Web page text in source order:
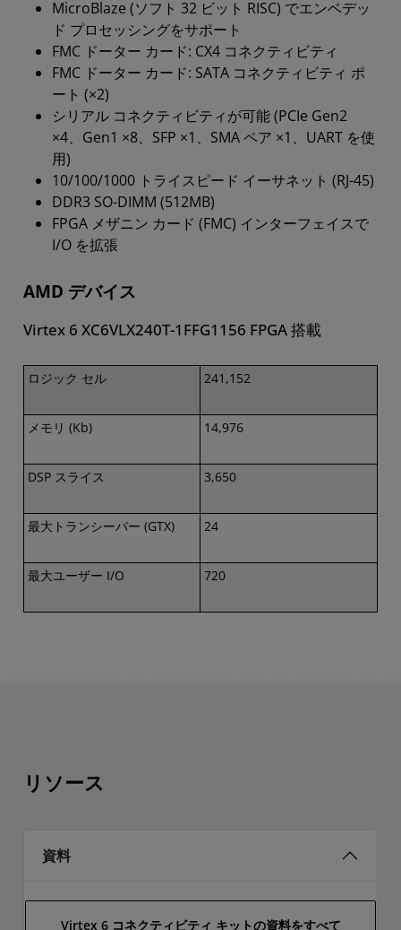
MicroBlaze (ソフト 32 ビット RISC) でエンベデッ
ド プロセッシングをサポート
FMC ドーター カード: CX4 コネクティビティ
FMC ドーター カード: SATA コネクティビティ ポ
ート (×2)
シリアル コネクティビティが可能 (PCIe Gen2
×4、Gen1 ×8、SFP ×1、SMA ペア ×1、UART を使
用)
10/100/1000 トライスピード イーサネット (RJ-45)
DDR3 SO-DIMM (512MB)
FPGA メザニン カード (FMC) インターフェイスで
I/O を拡張
AMD デバイス
Virtex 6 XC6VLX240T-1FFG1156 FPGA 搭載
ロジック セル 241,152
メモリ (Kb) 14,976
DSP スライス 3,650
最大トランシーバー (GTX) 24
最大ユーザー I/O 720
リソース
資料
Virtex 6 コネクティビティ キットの資料をすべて